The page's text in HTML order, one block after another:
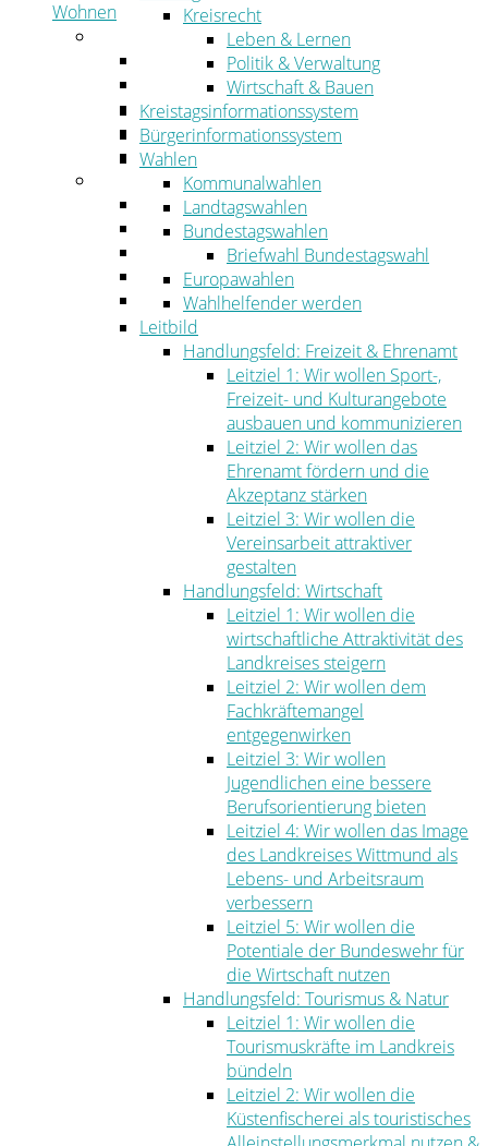
Wohnen
Migration
Schulen, Bildung, Sport und Kultur
Soziales
Gesundheit
Jugend, Familie und Senioren
Bauen und Planen
Abfall
Umwelt
Ordnung
Kreisrecht
Leben & Lernen
Politik & Verwaltung
Wirtschaft & Bauen
Kreistagsinformationssystem
Bürgerinformationssystem
Wahlen
Kommunalwahlen
Landtagswahlen
Bundestagswahlen
Briefwahl Bundestagswahl
Europawahlen
Wahlhelfender werden
Leitbild
Handlungsfeld: Freizeit & Ehrenamt
Leitziel 1: Wir wollen Sport-,
Freizeit- und Kulturangebote
ausbauen und kommunizieren
Leitziel 2: Wir wollen das
Ehrenamt fördern und die
Akzeptanz stärken
Leitziel 3: Wir wollen die
Vereinsarbeit attraktiver
gestalten
Handlungsfeld: Wirtschaft
Leitziel 1: Wir wollen die
wirtschaftliche Attraktivität des
Landkreises steigern
Leitziel 2: Wir wollen dem
Fachkräftemangel
entgegenwirken
Leitziel 3: Wir wollen
Jugendlichen eine bessere
Berufsorientierung bieten
Leitziel 4: Wir wollen das Image
des Landkreises Wittmund als
Lebens- und Arbeitsraum
verbessern
Leitziel 5: Wir wollen die
Potentiale der Bundeswehr für
die Wirtschaft nutzen
Handlungsfeld: Tourismus & Natur
Leitziel 1: Wir wollen die
Tourismuskräfte im Landkreis
bündeln
Leitziel 2: Wir wollen die
Küstenfischerei als touristisches